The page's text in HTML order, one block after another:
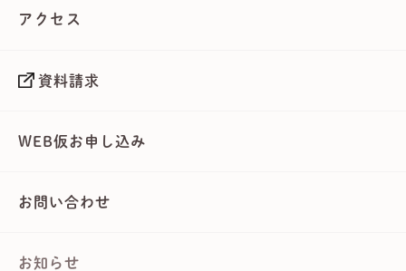
アクセス
資料請求
WEB仮お申し込み
お問い合わせ
お知らせ